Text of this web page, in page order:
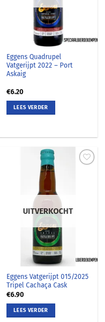
Eggens Quadrupel
Vatgerijpt 2022 – Port
Askaig
€6.20
LEES VERDER
UITVERKOCHT
Eggens Vatgerijpt 015/2025
Tripel Cachaça Cask
€6.90
LEES VERDER